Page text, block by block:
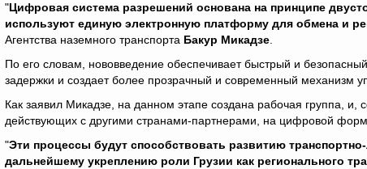
"Цифровая система разрешений основана на принципе
используют единую электронную платформу для обмена и
Агентства наземного транспорта Бакур Микадзе
По его словам, нововведение обеспечивает быстрый и
задержки и создает более прозрачный и современный механизм
Как заявил Микадзе, на данном этапе создана рабочая группа,
действующих с другими странами-партнерами, на цифровой
"Эти процессы будут способствовать развитию
дальнейшему укреплению роли Грузии как регионального